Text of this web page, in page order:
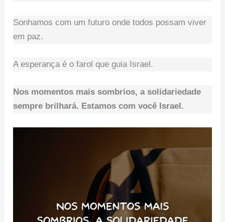
Sonhamos com um futuro onde todos possam viver
em paz.
A esperança é o farol que guia Israel.
Nos momentos mais sombrios, a solidariedade
sempre brilhará. Estamos com você Israel.